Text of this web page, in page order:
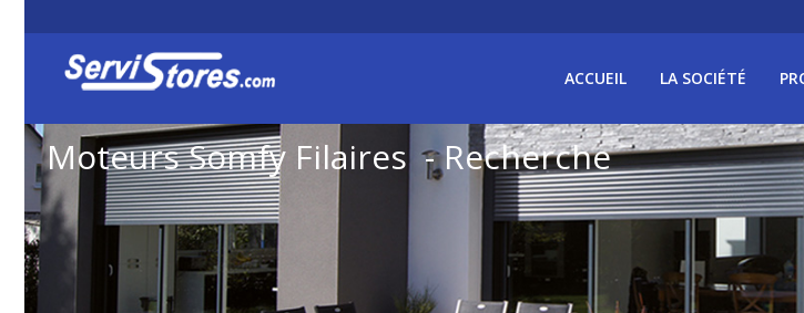
ACCUEIL LA SOCIÉTÉ
Moteurs Somfy Filaires - Recherche